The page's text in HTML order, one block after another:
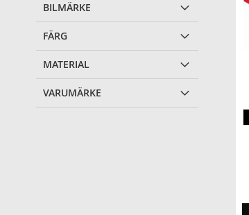
BILMÄRKE
FÄRG
MATERIAL
VARUMÄRKE